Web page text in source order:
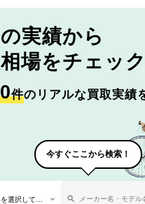
実績から
場をチェック
件のリアルな買取実績
今すぐここから検索！